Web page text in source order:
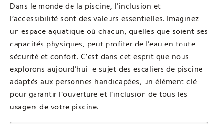
Dans le monde de la piscine, l’inclusion et
l’accessibilité sont des valeurs essentielles. Imaginez
un espace aquatique où chacun, quelles que soient ses
capacités physiques, peut profiter de l’eau en toute
sécurité et confort. C’est dans cet esprit que nous
explorons aujourd’hui le sujet des escaliers de piscine
adaptés aux personnes handicapées, un élément clé
pour garantir l’ouverture et l’inclusion de tous les
usagers de votre piscine.